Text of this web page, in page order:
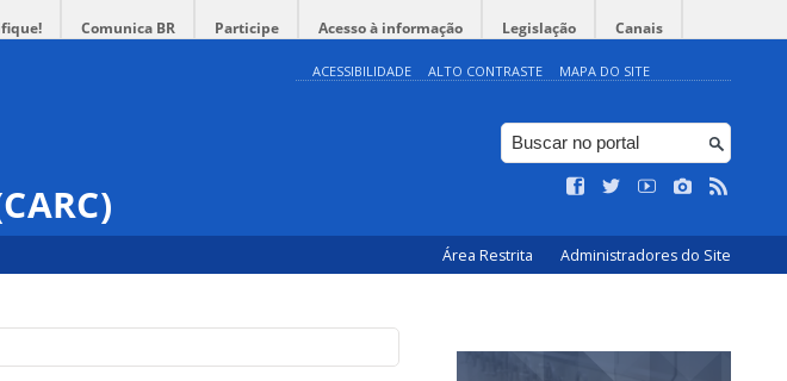
Comunica BR Participe Acesso à informação Legislação Canais
ACESSIBILIDADE ALTO CONTRASTE MAPA DO SITE
Área Restrita Administradores do Site